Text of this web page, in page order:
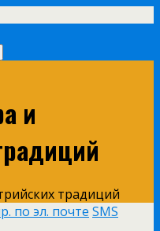
и
по эл. почте SMS